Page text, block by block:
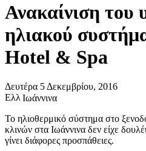
Ανακαίνιση του
ηλιακού
Hotel & Spa
Δευτέρα 5 Δεκεμβρίου, 2016
Ιωάννινα
Το ηλιοθερμικό σύστημα στο
κλινών στα Ιωάννινα δεν είχε
γίνει διάφορες προσπάθειες.